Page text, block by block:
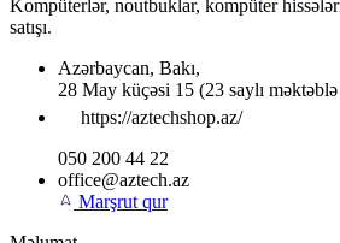
Kompüterlər, noutbuklar, kompüter hissələri
satışı.
Azərbaycan, Bakı,
28 May küçəsi 15 (23 saylı
https://aztechshop.az/
050 200 44 22
office@aztech.az
Marşrut qur